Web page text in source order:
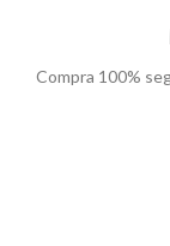
Compra 100%